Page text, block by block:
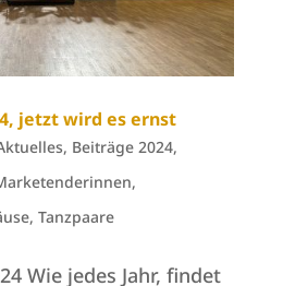
jetzt wird es ernst
, Beiträge 2024,
,
, Tanzpaare
Wie jedes Jahr, findet